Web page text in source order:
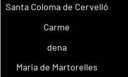
Santa Coloma de Cervelló
Carme
dena
Maria de Martorelles